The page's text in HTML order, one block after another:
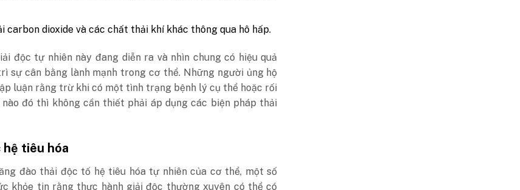
carbon dioxide và các chất thải khí khác thông qua hô hấp.
độc tự nhiên này đang diễn ra và nhìn chung có hiệu quả
sự cân bằng lành mạnh trong cơ thể. Những người ủng hộ
luận rằng trừ khi có một tình trạng bệnh lý cụ thể hoặc rối
đó thì không cần thiết phải áp dụng các biện pháp thải
hệ tiêu hóa
đào thải độc tố hệ tiêu hóa tự nhiên của cơ thể, một số
khỏe tin rằng thực hành giải độc thường xuyên có thể có